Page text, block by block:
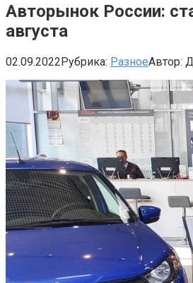
Авторынок России:
августа
02.09.2022Рубрика: РазноеАвтор: